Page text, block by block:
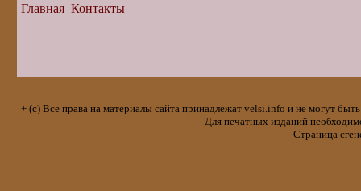
Главная Контакты
+ (с) Все права на материалы сайта принадлежат velsi.info и не могут
Для печатных изданий
Страница